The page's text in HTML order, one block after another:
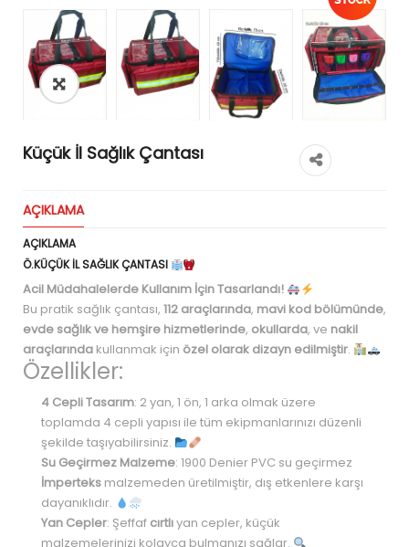
Küçük İl Sağlık Çantası
AÇIKLAMA
AÇIKLAMA
Ö.KÜÇÜK İL SAĞLIK ÇANTASI
Acil Müdahalelerde Kullanım İçin Tasarlandı!
Bu pratik sağlık çantası, 112 araçlarında, mavi kod bölümünde,
evde sağlık ve hemşire hizmetlerinde, okullarda, ve nakil
araçlarında kullanmak için özel olarak dizayn edilmiştir.
Özellikler:
4 Cepli Tasarım: 2 yan, 1 ön, 1 arka olmak üzere
toplamda 4 cepli yapısı ile tüm ekipmanlarınızı düzenli
şekilde taşıyabilirsiniz.
Su Geçirmez Malzeme: 1900 Denier PVC su geçirmez
İmperteks malzemeden üretilmiştir, dış etkenlere karşı
dayanıklıdır.
Yan Cepler: Şeffaf cırtlıyan cepler, küçük
malzemelerinizi kolayca bulmanızı sağlar.